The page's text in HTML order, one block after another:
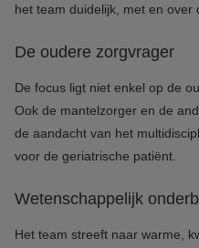
het team duidelijk, met en over
De oudere zorgvrager
De focus ligt niet enkel op de
Ook de mantelzorger en de
de aandacht van het
voor de geriatrische patiënt.
Wetenschappelijk
Het team streeft naar warme,